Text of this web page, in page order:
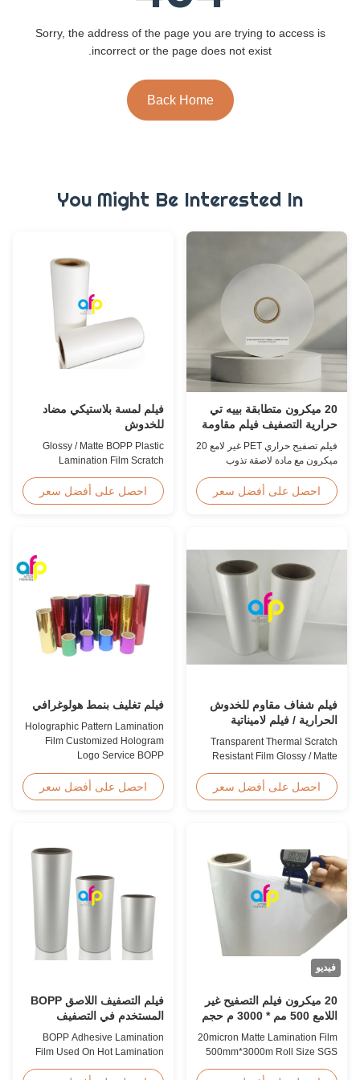
Sorry, the address of the page you are trying to access is
incorrect or the page does not exist.
Back Home
You Might Be Interested In
20 ميكرون متطابقة بييه تي
حرارية التصفيف فيلم مقاومة
للرطوبة إيفا
فيلم تصفيح حراري PET غير لامع 20
ميكرون مع مادة لاصقة تذوب
مناسب لتصفيح التغليف المرن
بسرعات تصل إلى 60 م / دقيقة.
احصل على أفضل سعر
فيلم لمسة بلاستيكي مضاد
للخدوش
Glossy / Matte BOPP Plastic
Lamination Film Scratch
Plastic Lamination Film Scratch
Resistant Film Product
1000mm Thickness 24micron -
32micron Roll Length 300m -
4000m Core Size 1 inch ...
احصل على أفضل سعر
فيلم شفاف مقاوم للخدوش
الحرارية / فيلم لاميناتية
متضارقة / متطاطية المنتهية
موافقة SGS
Transparent Thermal Scratch
Resistant Film Glossy / Matte
Approval Price Offer Glossy and
Matte Scratch Resistant Thermal
Lamination Film China Supplier
Material BOPP + EVA Roll ...
احصل على أفضل سعر
فيلم تغليف بنمط هولوغرافي
Holographic Pattern Lamination
Film Customized Hologram
Logo Service BOPP
Film for Shopping Bags
Packaging offers fantastic
brand exposure and create vivid
impressions. We accept ...
احصل على أفضل سعر
فيديو
20 ميكرون فيلم التصفيح غير
اللامع 500 مم * 3000 م حجم
لفة شهادة SGS
20micron Matte Lamination Film
500mm*3000m Roll Size SGS
فيلم التصفيف اللاصق BOPP
المستخدم في التصفيف
الساخن
BOPP Adhesive Lamination
Film Used On Hot Lamination